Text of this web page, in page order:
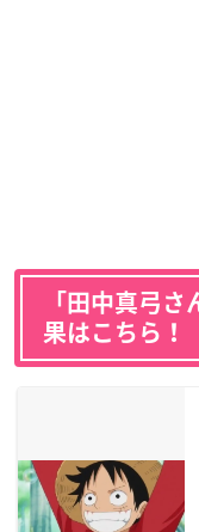
「田中真弓
果はこちら！